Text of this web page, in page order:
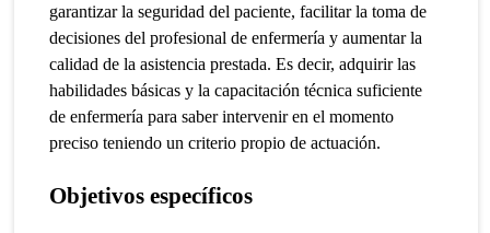
garantizar la seguridad del paciente, facilitar la toma de
decisiones del profesional de enfermería y aumentar la
calidad de la asistencia prestada.Es decir, adquirir las
habilidades básicas y la capacitación técnica suficiente
de enfermería para saber intervenir en el momento
preciso teniendo un criterio propio de actuación.
Objetivos específicos